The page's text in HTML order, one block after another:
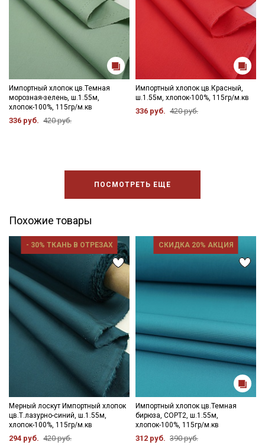
Импортный хлопок цв.Темная
морозная-зелень, ш.1.55м,
хлопок-100%, 115гр/м.кв
336 руб. 420 руб.
Импортный хлопок цв.Красный,
ш.1.55м, хлопок-100%, 115гр/м.кв
336 руб. 420 руб.
ПОСМОТРЕТЬ ЕЩЕ
Похожие товары
- 30% ТКАНЬ В ОТРЕЗАХ
Мерный лоскут Импортный хлопок
цв.Т.лазурно-синий, ш.1.55м,
хлопок-100%, 115гр/м.кв
294 руб. 420 руб.
СКИДКА 20% АКЦИЯ
Импортный хлопок цв.Темная
бирюза, СОРТ2, ш.1.55м,
хлопок-100%, 115гр/м.кв
312 руб. 390 руб.